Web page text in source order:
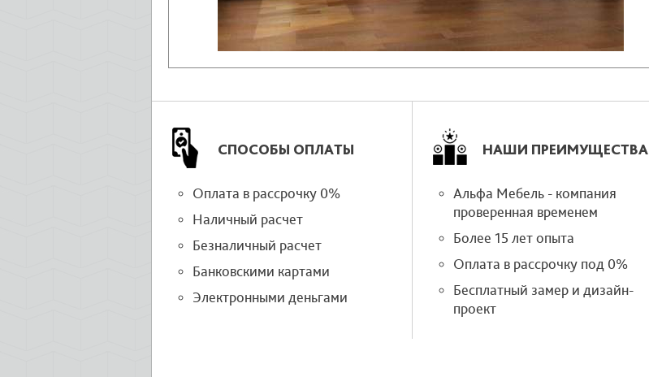
СПОСОБЫ ОПЛАТЫ
Оплата в рассрочку 0%
Наличный расчет
Безналичный расчет
Банковскими картами
Электронными деньгами
НАШИ ПРЕИМУЩЕСТВА
Альфа Мебель - компания
проверенная временем
Более 15 лет опыта
Оплата в рассрочку под 0%
Бесплатный замер и дизайн-
проект